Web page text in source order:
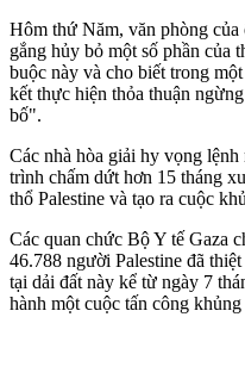
Hôm thứ Năm, văn phòng của
gắng hủy bỏ một số phần của
buộc này và cho biết trong
kết thực hiện thỏa thuận
bố".
Các nhà hòa giải hy vọng
trình chấm dứt hơn 15 tháng
thổ Palestine và tạo ra cuộc
Các quan chức Bộ Y tế Gaza
46.788 người Palestine đã
tại dải đất này kể từ ngày 7
hành một cuộc tấn công